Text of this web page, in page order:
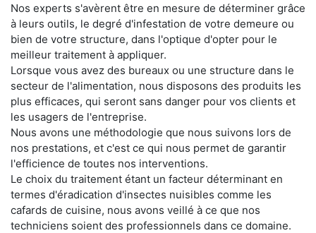
Nos experts s'avèrent être en mesure de déterminer grâce
à leurs outils, le degré d'infestation de votre demeure ou
bien de votre structure, dans l'optique d'opter pour le
meilleur traitement à appliquer.
Lorsque vous avez des bureaux ou une structure dans le
secteur de l'alimentation, nous disposons des produits les
plus efficaces, qui seront sans danger pour vos clients et
les usagers de l'entreprise.
Nous avons une méthodologie que nous suivons lors de
nos prestations, et c'est ce qui nous permet de garantir
l'efficience de toutes nos interventions.
Le choix du traitement étant un facteur déterminant en
termes d'éradication d'insectes nuisibles comme les
cafards de cuisine, nous avons veillé à ce que nos
techniciens soient des professionnels dans ce domaine.